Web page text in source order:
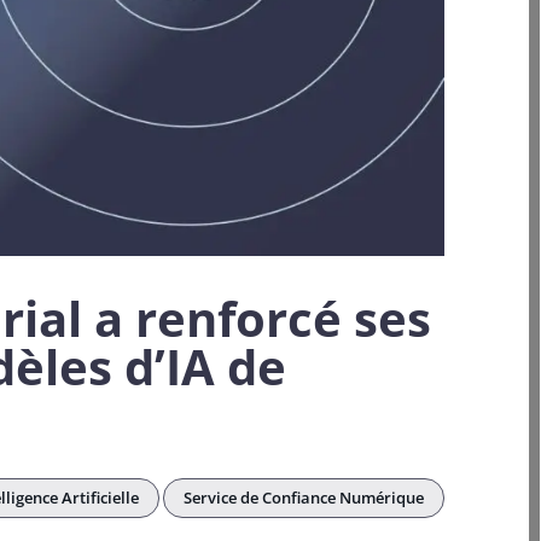
a renforcé ses
d’IA de
Artificielle Service de Confiance Numérique